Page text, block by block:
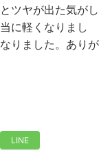
ツヤが出た気がし
に軽くなりまし
りました。ありが
LINE